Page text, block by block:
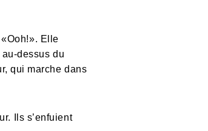
Elle
dessus du
qui marche dans
Ils s’enfuient